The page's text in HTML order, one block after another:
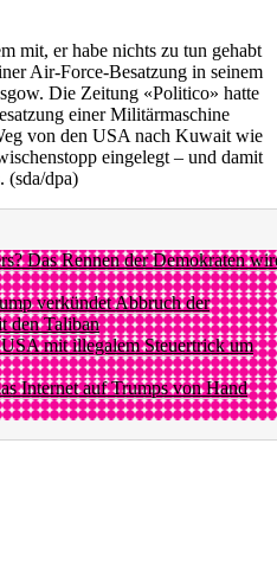
mit, er habe nichts zu tun gehabt
Air-Force-Besatzung in seinem
Die Zeitung «Politico» hatte
einer Militärmaschine
von den USA nach Kuwait wie
eingelegt – und damit
(sda/dpa)
Das Rennen der Demokraten
verkündet Abbruch der
den Taliban
mit illegalem Steuertrick um
Internet auf Trumps von Hand